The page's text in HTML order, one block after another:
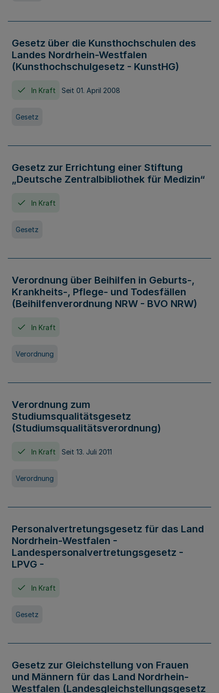
Gesetz über die Kunsthochschulen des
Landes Nordrhein-Westfalen
(Kunsthochschulgesetz - KunstHG)
In Kraft Seit 01. April 2008
Gesetz
Gesetz zur Errichtung einer Stiftung
„Deutsche Zentralbibliothek für Medizin“
In Kraft
Gesetz
Verordnung über Beihilfen in Geburts-,
Krankheits-, Pflege- und Todesfällen
(Beihilfenverordnung NRW - BVO NRW)
In Kraft
Verordnung
Verordnung zum
Studiumsqualitätsgesetz
(Studiumsqualitätsverordnung)
In Kraft Seit 13. Juli 2011
Verordnung
Personalvertretungsgesetz für das Land
Nordrhein-Westfalen -
Landespersonalvertretungsgesetz -
LPVG -
In Kraft
Gesetz
Gesetz zur Gleichstellung von Frauen
und Männern für das Land Nordrhein-
Westfalen (Landesgleichstellungsgesetz